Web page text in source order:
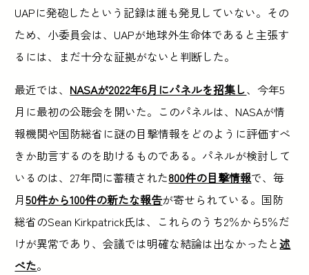
UAPに発砲したという記録は誰も発見していない。その
ため、小委員会は、UAPが地球外生命体であると主張す
るには、まだ十分な証拠がないと判断した。
最近では、 NASAが2022年6月にパネルを招集し、今年5
月に最初の公聴会を開いた。このパネルは、NASAが情
報機関や国防総省に謎の目撃情報をどのように評価すべ
きか助言するのを助けるものである。パネルが検討して
いるのは、27年間に蓄積された800件の目撃情報で、毎
月50件から100件の新たな報告が寄せられている。国防
総省のSean Kirkpatrick氏は、これらのうち2％から5％だ
けが異常であり、会議では明確な結論は出なかったと述
べた。